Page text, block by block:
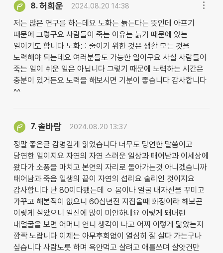
8.허희운 2024.08.20 14:38
저는 많은 연구를 하는데요 노화는 늙는다는 뜻인데 아프기
때문에 그렇구요 사람들이 죽는 이유는 늙기 때문에 있는
일이기도 합니다 노화를 줄이기 위한 것은 생활 모든 것을
노력해야 되는데요 여러분들도 가능한 일이구요 사실 사람들이
죽는 일이 쉬운 일은 아닙니다 그렇기 때문에 노력하는 시간은
충분이 있거든요 노력을 해보시면 기분이 좋습니다 감사합니다
^^
7.솔바람 2024.08.20 13:37
정말 좋은글 감명깊게 읽었습니다 너무도 당연한 말씀이고
당연한 일이지요 자연의 자연 스러운 일상과 태어남과 이세상에
왔다가 소풍을 마치고 본연의 자리로 돌아가는것 아니겠습니까
태어남과 죽음 일생의 끝이 자연의 섭리요 술리인 것이지요
감사합니다 난 80이다됐는데 ㅇ 몸이나 얼굴 내자신을 꾸미고
가꾸고 해본적이 없으니 60십년전 지집올때 화장이라 해보곤
이렇게 살았으니 일신에 많이 미안하네요 이렇게 돼버린
내얼굴을 보면 어머니 언니 생각이 나고 어찌 이렇게 닮았는지
깜짝 노랍니다 이제는 아무후회없이 열심히 잘 살다 가는구나
싶습니다 사람노릇 하며 욕안먹고 살려고 애를쓰며 살앗건만